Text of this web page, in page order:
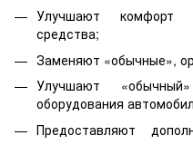
Улучшают комфорт
средства;
Заменяют «обычные»,
Улучшают
оборудования
Предоставляют